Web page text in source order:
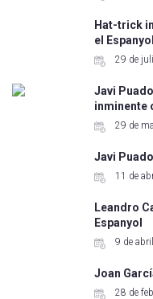
Hat-trick
el
29 de
Javi
inminente
29 de
Javi
11 de
Leandro
Espanyol
9 de
Joan
28 de